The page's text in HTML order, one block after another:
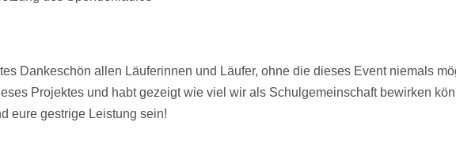
Dankeschön allen Läuferinnen und Läufer, ohne die dieses Event niemals
Projektes und habt gezeigt wie viel wir als Schulgemeinschaft bewirken
eure gestrige Leistung sein!